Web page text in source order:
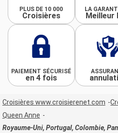
PLUS DE 10 000
Croisières
LA
Meilleur
PAIEMENT SÉCURISÉ
en 4 fois
Croisières www.croisierenet.com
Queen Anne
Royaume-Uni, Portugal, Colombie,